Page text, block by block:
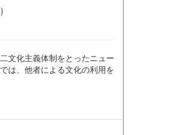
)
文化主義体制をとったニュー
は、他者による文化の利用を